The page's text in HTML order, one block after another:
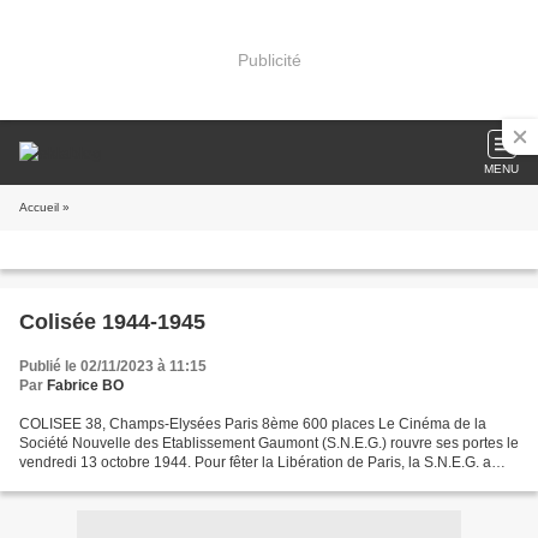
Publicité
MENU
Accueil »
Colisée 1944-1945
Publié le 02/11/2023 à 11:15
Par Fabrice BO
COLISEE 38, Champs-Elysées Paris 8ème 600 places Le Cinéma de la
Société Nouvelle des Etablissement Gaumont (S.N.E.G.) rouvre ses portes le
vendredi 13 octobre 1944. Pour fêter la Libération de Paris, la S.N.E.G. a